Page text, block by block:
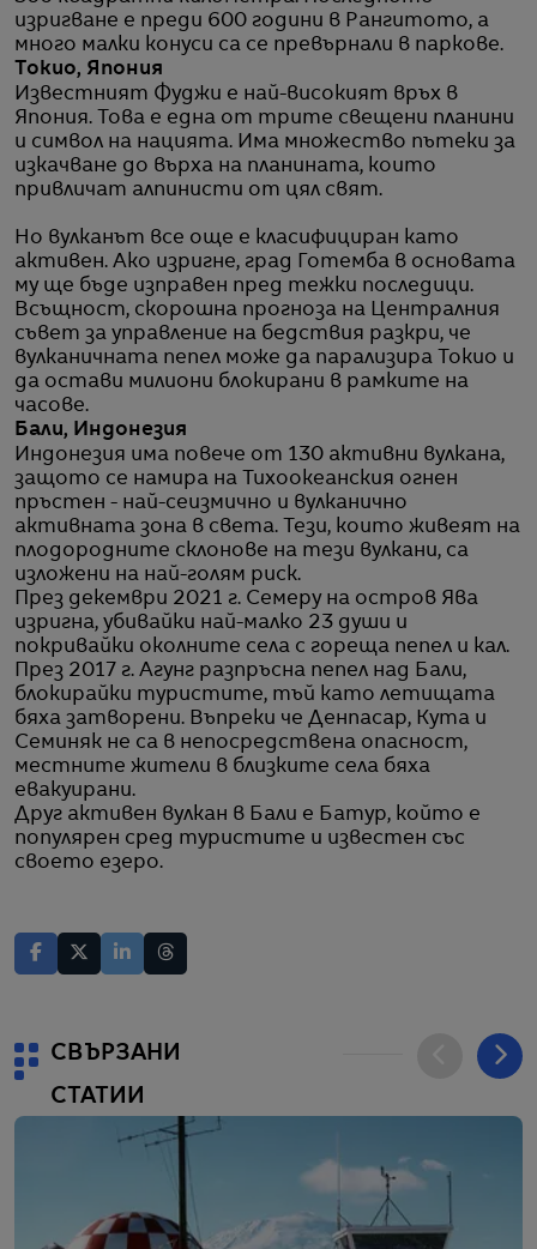
изригване е преди 600 години в Рангитото, а
много малки конуси са се превърнали в паркове.
Токио, Япония
Известният Фуджи е най-високият връх в
Япония. Това е една от трите свещени планини
и символ на нацията. Има множество пътеки за
изкачване до върха на планината, които
привличат алпинисти от цял ​​свят.
Но вулканът все още е класифициран като
активен. Ако изригне, град Готемба в основата
му ще бъде изправен пред тежки последици.
Всъщност, скорошна прогноза на Централния
съвет за управление на бедствия разкри, че
вулканичната пепел може да парализира Токио и
да остави милиони блокирани в рамките на
часове.
Бали, Индонезия
Индонезия има повече от 130 активни вулкана,
защото се намира на Тихоокеанския огнен
пръстен - най-сеизмично и вулканично
активната зона в света. Тези, които живеят на
плодородните склонове на тези вулкани, са
изложени на най-голям риск.
През декември 2021 г. Семеру на остров Ява
изригна, убивайки най-малко 23 души и
покривайки околните села с гореща пепел и кал.
През 2017 г. Агунг разпръсна пепел над Бали,
блокирайки туристите, тъй като летищата
бяха затворени. Въпреки че Денпасар, Кута и
Семиняк не са в непосредствена опасност,
местните жители в близките села бяха
евакуирани.
Друг активен вулкан в Бали е Батур, който е
популярен сред туристите и известен със
своето езеро.
СВЪРЗАНИ
СТАТИИ